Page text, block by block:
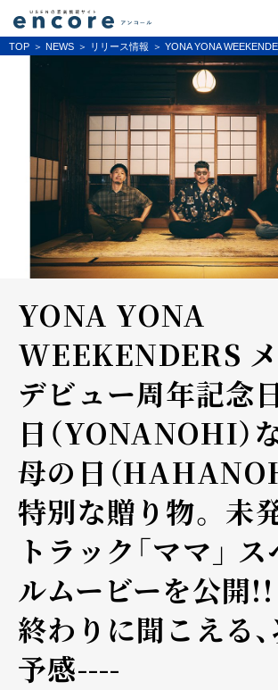
TOP NEWS リリース情報 YONA YONA
YONA YONA
WEEKENDERS
デビュー周年記念
日（YONANOHI）
母の日（
特別な贈り物。 未
トラック「ママ」
ルムービーを公開
終わりに聞こえる
予感----